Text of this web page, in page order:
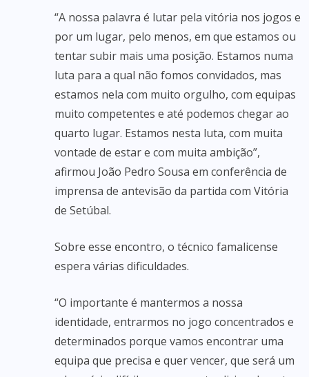
“A nossa palavra é lutar pela vitória nos jogos e
por um lugar, pelo menos, em que estamos ou
tentar subir mais uma posição. Estamos numa
luta para a qual não fomos convidados, mas
estamos nela com muito orgulho, com equipas
muito competentes e até podemos chegar ao
quarto lugar. Estamos nesta luta, com muita
vontade de estar e com muita ambição”,
afirmou João Pedro Sousa em conferência de
imprensa de antevisão da partida com Vitória
de Setúbal.
Sobre esse encontro, o técnico famalicense
espera várias dificuldades.
“O importante é mantermos a nossa
identidade, entrarmos no jogo concentrados e
determinados porque vamos encontrar uma
equipa que precisa e quer vencer, que será um